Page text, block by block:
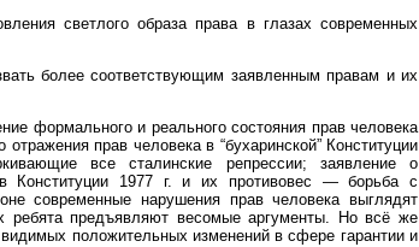
светлого образа права в глазах современных
более соответствующим заявленным правам и их
формального и реального состояния прав человека
прав человека в “бухаринской” Конституции
все сталинские репрессии; заявление о
Конституции 1977 г. и их противовес — борьба с
современные нарушения прав человека выглядят
ребята предъявляют весомые аргументы. Но всё же
положительных изменений в сфере гарантии и